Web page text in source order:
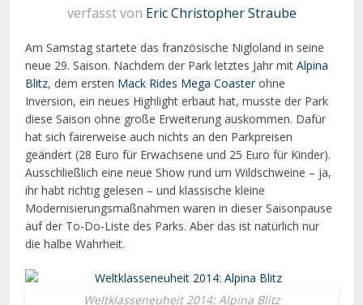
verfasst von Eric Christopher Straube
Am Samstag startete das französische Nigloland in seine
neue 29. Saison. Nachdem der Park letztes Jahr mitAlpina
Blitz, dem ersten Mack Rides Mega Coasterohne
Inversion, ein neues Highlight erbaut hat, musste der Park
diese Saison ohne große Erweiterung auskommen. Dafür
hat sich fairerweise auch nichts an den Parkpreisen
geändert (28 Euro für Erwachsene und 25 Euro für Kinder).
Ausschließlich eine neue Show rund um Wildschweine – ja,
ihr habt richtig gelesen – und klassische kleine
Modernisierungsmaßnahmen waren in dieser Saisonpause
auf der To-Do-Liste des Parks. Aber das ist natürlich nur
die halbe Wahrheit.
Weltklasseneuheit 2014: Alpina Blitz